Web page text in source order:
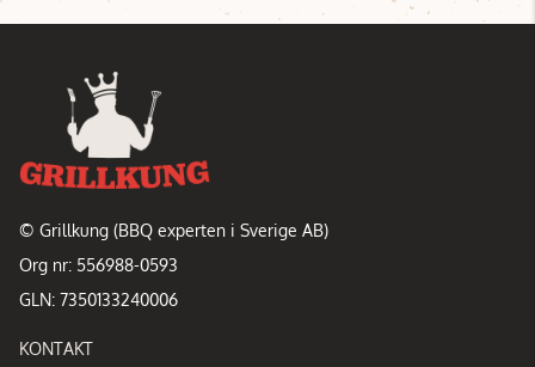
© Grillkung (BBQ experten i Sverige AB)
Org nr: 556988-0593
GLN: 7350133240006
KONTAKT